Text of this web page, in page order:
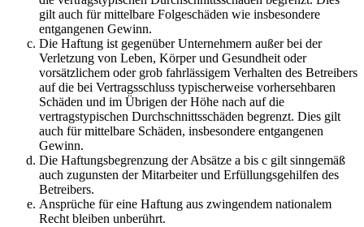
gilt auch für mittelbare Folgeschäden wie insbesondere
entgangenen Gewinn.
Die Haftung ist gegenüber Unternehmern außer bei der
Verletzung von Leben, Körper und Gesundheit oder
vorsätzlichem oder grob fahrlässigem Verhalten des Betreibers
auf die bei Vertragsschluss typischerweise vorhersehbaren
Schäden und im Übrigen der Höhe nach auf die
vertragstypischen Durchschnittsschäden begrenzt. Dies gilt
auch für mittelbare Schäden, insbesondere entgangenen
Gewinn.
Die Haftungsbegrenzung der Absätze a bis c gilt sinngemäß
auch zugunsten der Mitarbeiter und Erfüllungsgehilfen des
Betreibers.
Ansprüche für eine Haftung aus zwingendem nationalem
Recht bleiben unberührt.